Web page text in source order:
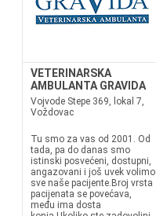
VETERINARSKA
AMBULANTA GRAVIDA
Vojvode Stepe 369, lokal 7,
Voždovac
Tu smo za vas od 2001. Od
tada, pa do danas smo
istinski posvećeni, dostupni,
angazovani i još uvek volimo
sve naše pacijente.Broj vrsta
pacijenata se povećava,
među ima dosta